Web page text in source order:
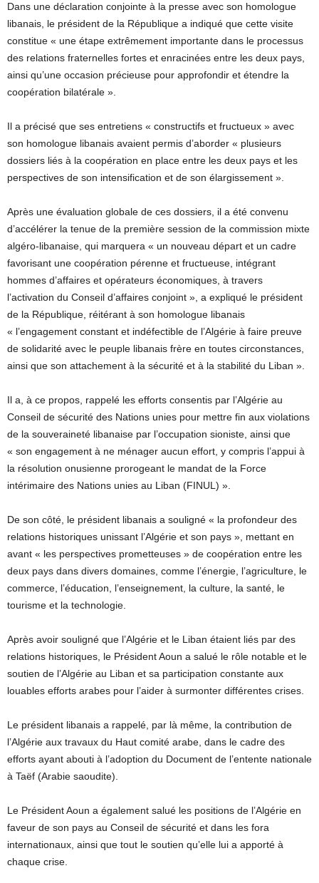
Dans une déclaration conjointe à la presse avec son homologue
libanais, le président de la République a indiqué que cette visite
constitue « une étape extrêmement importante dans le processus
des relations fraternelles fortes et enracinées entre les deux pays,
ainsi qu’une occasion précieuse pour approfondir et étendre la
coopération bilatérale ».
Il a précisé que ses entretiens « constructifs et fructueux » avec
son homologue libanais avaient permis d’aborder « plusieurs
dossiers liés à la coopération en place entre les deux pays et les
perspectives de son intensification et de son élargissement ».
Après une évaluation globale de ces dossiers, il a été convenu
d’accélérer la tenue de la première session de la commission mixte
algéro-libanaise, qui marquera « un nouveau départ et un cadre
favorisant une coopération pérenne et fructueuse, intégrant
hommes d’affaires et opérateurs économiques, à travers
l’activation du Conseil d’affaires conjoint », a expliqué le président
de la République, réitérant à son homologue libanais
« l’engagement constant et indéfectible de l’Algérie à faire preuve
de solidarité avec le peuple libanais frère en toutes circonstances,
ainsi que son attachement à la sécurité et à la stabilité du Liban ».
Il a, à ce propos, rappelé les efforts consentis par l’Algérie au
Conseil de sécurité des Nations unies pour mettre fin aux violations
de la souveraineté libanaise par l’occupation sioniste, ainsi que
« son engagement à ne ménager aucun effort, y compris l’appui à
la résolution onusienne prorogeant le mandat de la Force
intérimaire des Nations unies au Liban (FINUL) ».
De son côté, le président libanais a souligné « la profondeur des
relations historiques unissant l’Algérie et son pays », mettant en
avant « les perspectives prometteuses » de coopération entre les
deux pays dans divers domaines, comme l’énergie, l’agriculture, le
commerce, l’éducation, l’enseignement, la culture, la santé, le
tourisme et la technologie.
Après avoir souligné que l’Algérie et le Liban étaient liés par des
relations historiques, le Président Aoun a salué le rôle notable et le
soutien de l’Algérie au Liban et sa participation constante aux
louables efforts arabes pour l’aider à surmonter différentes crises.
Le président libanais a rappelé, par là même, la contribution de
l’Algérie aux travaux du Haut comité arabe, dans le cadre des
efforts ayant abouti à l’adoption du Document de l’entente nationale
à Taëf (Arabie saoudite).
Le Président Aoun a également salué les positions de l’Algérie en
faveur de son pays au Conseil de sécurité et dans les fora
internationaux, ainsi que tout le soutien qu’elle lui a apporté à
chaque crise.